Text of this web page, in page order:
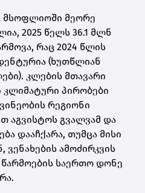
მსოფლიოში მეორე
2025 წელს 36.1 მლნ
რაც 2024 წლის
(ხუთწლიან
კლების მთავარი
პირობები
რეგიონი
აგვისტოს გვალვამ და
დააჩქარა, თუმცა მისი
ვენახების ამოძირკვის
წარმოების საერთო დონე